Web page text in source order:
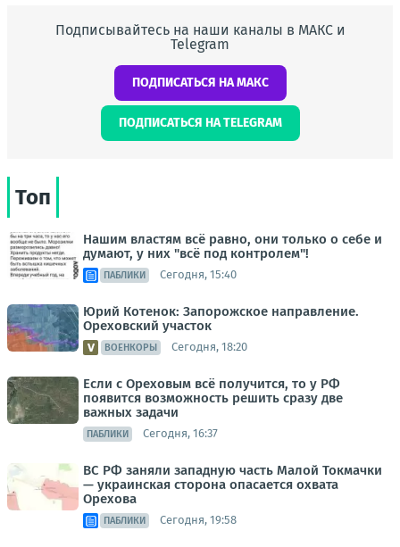
Подписывайтесь на наши каналы в МАКС и
Telegram
ПОДПИСАТЬСЯ НА МАКС
ПОДПИСАТЬСЯ НА TELEGRAM
Топ
Нашим властям всё равно, они только о себе и
думают, у них "всё под контролем"!
ПАБЛИКИ Сегодня, 15:40
Юрий Котенок: Запорожское направление.
Ореховский участок
ВОЕНКОРЫ Сегодня, 18:20
Если с Ореховым всё получится, то у РФ
появится возможность решить сразу две
важных задачи
ПАБЛИКИ Сегодня, 16:37
ВС РФ заняли западную часть Малой Токмачки
— украинская сторона опасается охвата
Орехова
ПАБЛИКИ Сегодня, 19:58